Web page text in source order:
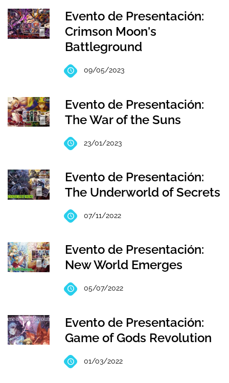
Evento de Presentación:
Crimson Moon's
Battleground
09/05/2023
Evento de Presentación:
The War of the Suns
23/01/2023
Evento de Presentación:
The Underworld of Secrets
07/11/2022
Evento de Presentación:
New World Emerges
05/07/2022
Evento de Presentación:
Game of Gods Revolution
01/03/2022